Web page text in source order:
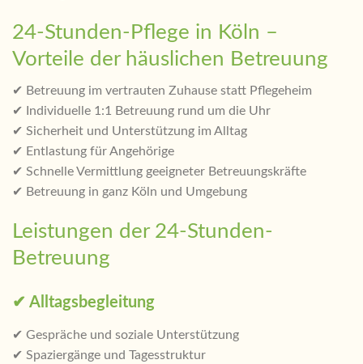
24-Stunden-Pflege in Köln –
Vorteile der häuslichen Betreuung
✔ Betreuung im vertrauten Zuhause statt Pflegeheim
✔ Individuelle 1:1 Betreuung rund um die Uhr
✔ Sicherheit und Unterstützung im Alltag
✔ Entlastung für Angehörige
✔ Schnelle Vermittlung geeigneter Betreuungskräfte
✔ Betreuung in ganz Köln und Umgebung
Leistungen der 24-Stunden-
Betreuung
✔ Alltagsbegleitung
✔ Gespräche und soziale Unterstützung
✔ Spaziergänge und Tagesstruktur